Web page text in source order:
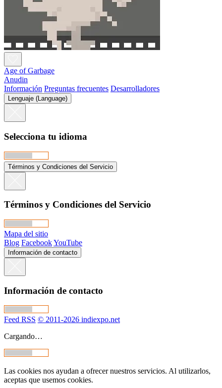
Age of Garbage
Anudin
Información Preguntas frecuentes Desarrolladores
Lenguaje (Language)
Selecciona tu idioma
Términos y Condiciones del Servicio
Términos y Condiciones del Servicio
Mapa del sitio
Blog FacebookYouTube
Información de contacto
Información de contacto
Feed RSS © 2011-2026 indiexpo.net
Cargando…
Las cookies nos ayudan a ofrecer nuestros servicios. Al utilizarlos,
aceptas que usemos cookies.